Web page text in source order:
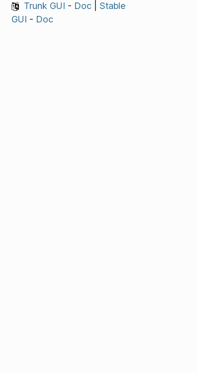
Trunk GUI - Doc| Stable
GUI - Doc